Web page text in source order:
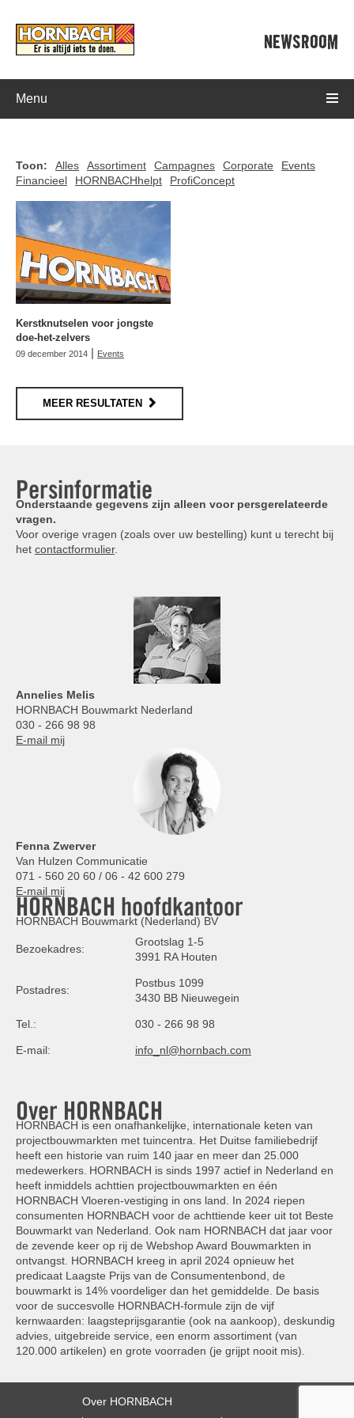
NEWSROOM
Menu
Toon: Alles Assortiment Campagnes Corporate
Events
Financieel
HORNBACHhelpt ProfiConcept
Kerstknutselen voor jongste
doe-het-zelvers
09 december 2014 | Events
MEER RESULTATEN
Persinformatie
Onderstaande gegevens zijn alleen voor persgerelateerde
vragen.
Voor overige vragen (zoals over uw bestelling) kunt u terecht bij
het contactformulier.
Annelies Melis
HORNBACH Bouwmarkt Nederland
030 - 266 98 98
E-mail mij
Fenna Zwerver
Van Hulzen Communicatie
071 - 560 20 60 / 06 - 42 600 279
E-mail mij
HORNBACH hoofdkantoor
HORNBACH Bouwmarkt (Nederland) BV
Bezoekadres:
Grootslag 1-5
3991 RA Houten
Postadres:
Postbus 1099
3430 BB Nieuwegein
Tel.: 030 - 266 98 98
E-mail: info_nl@hornbach.com
Over HORNBACH
HORNBACH is een onafhankelijke, internationale keten van
projectbouwmarkten met tuincentra. Het Duitse familiebedrijf
heeft een historie van ruim 140 jaar en meer dan 25.000
medewerkers. HORNBACH is sinds 1997 actief in Nederland en
heeft inmiddels achttien projectbouwmarkten en één
HORNBACH Vloeren-vestiging in ons land. In 2024 riepen
consumenten HORNBACH voor de achttiende keer uit tot Beste
Bouwmarkt van Nederland. Ook nam HORNBACH dat jaar voor
de zevende keer op rij de Webshop Award Bouwmarkten in
ontvangst. HORNBACH kreeg in april 2024 opnieuw het
predicaat Laagste Prijs van de Consumentenbond, de
bouwmarkt is 14% voordeliger dan het gemiddelde. De basis
voor de succesvolle HORNBACH-formule zijn de vijf
kernwaarden: laagsteprijsgarantie (ook na aankoop), deskundig
advies, uitgebreide service, een enorm assortiment (van
120.000 artikelen) en grote voorraden (je grijpt nooit mis).
Over HORNBACH